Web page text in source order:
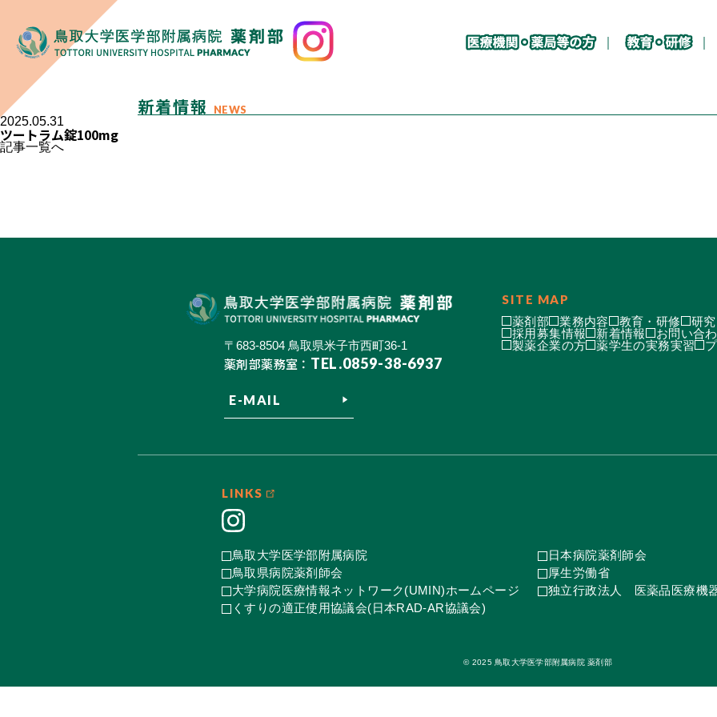
新着情報 NEWS
2025.05.31
ツートラム錠100mg
記事一覧へ
〒683-8504 鳥取県米子市西町36-1
薬剤部薬務室： TEL.0859-38-6937
E-MAIL
SITE MAP
薬剤部 業務内容 教育・研修 研
採用募集情報
新着情報 お問い合
製薬企業の方
薬学生の実務実習
LINKS
鳥取大学医学部附属病院
日本病院薬剤師会
鳥取県病院薬剤師会
厚生労働省
大学病院医療情報ネットワーク(UMIN)ホームページ
独立行政法人 医薬品医療機
くすりの適正使用協議会(日本RAD-AR協議会)
© 2025 鳥取大学医学部附属病院 薬剤部